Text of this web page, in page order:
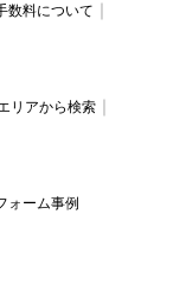
数料について
リアから検索
ォーム事例